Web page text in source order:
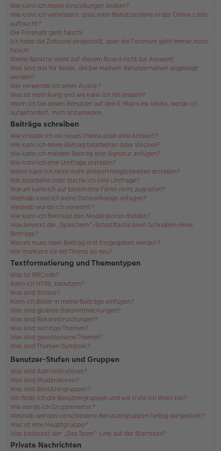
Wie kann ich meine Einstellungen ändern?
Wie kann ich verhindern, dass mein Benutzername in der Online-Liste
auftaucht?
Die Forenuhr geht falsch!
Ich habe die Zeitzone eingestellt, aber die Forenuhr geht immer noch
falsch!
Meine Sprache steht auf diesem Board nicht zur Auswahl!
Was sind das für Bilder, die bei meinem Benutzernamen angezeigt
werden?
Wie verwende ich einen Avatar?
Was ist mein Rang und wie kann ich ihn ändern?
Wenn ich bei einem Benutzer auf den E-Mail-Link klicke, werde ich
aufgefordert, mich anzumelden.
Beiträge schreiben
Wie erstelle ich ein neues Thema oder eine Antwort?
Wie kann ich einen Beitrag bearbeiten oder löschen?
Wie kann ich meinem Beitrag eine Signatur anfügen?
Wie kann ich eine Umfrage erstellen?
Wieso kann ich nicht mehr Antwortmöglichkeiten erstellen?
Wie bearbeite oder lösche ich eine Umfrage?
Warum kann ich auf bestimmte Foren nicht zugreifen?
Weshalb kann ich keine Dateianhänge anfügen?
Weshalb wurde ich verwarnt?
Wie kann ich Beiträge den Moderatoren melden?
Was bewirkt die „Speichern“-Schaltfläche beim Schreiben eines
Beitrags?
Warum muss mein Beitrag erst freigegeben werden?
Wie markiere ich ein Thema als neu?
Textformatierung und Thementypen
Was ist BBCode?
Kann ich HTML benutzen?
Was sind Smilies?
Kann ich Bilder in meine Beiträge einfügen?
Was sind globale Bekanntmachungen?
Was sind Bekanntmachungen?
Was sind wichtige Themen?
Was sind geschlossene Themen?
Was sind Themen-Symbole?
Benutzer-Stufen und Gruppen
Was sind Administratoren?
Was sind Moderatoren?
Was sind Benutzergruppen?
Wo finde ich die Benutzergruppen und wie trete ich ihnen bei?
Wie werde ich Gruppenleiter?
Weshalb werden verschiedene Benutzergruppen farbig dargestellt?
Was ist eine Hauptgruppe?
Was bedeutet der „Das Team“-Link auf der Startseite?
Private Nachrichten